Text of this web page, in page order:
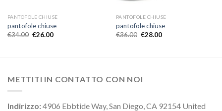
PANTOFOLE CHIUSE
pantofole chiuse
€34.00 €26.00
PANTOFOLE CHIUSE
pantofole chiuse
€36.00 €28.00
METTITI IN CONTATTO CON NOI
Indirizzo:4906 Ebbtide Way, San Diego, CA 92154 United